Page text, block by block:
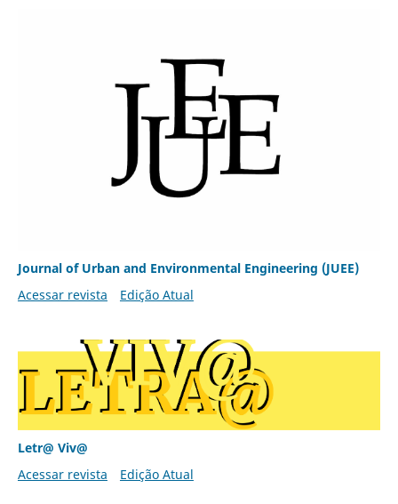
Journal of Urban and Environmental Engineering (JUEE)
Acessar revista
Edição Atual
Letr@ Viv@
Acessar revista
Edição Atual